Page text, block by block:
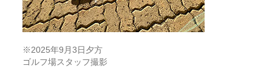
※2025年9月3日夕方
ゴルフ場スタッフ撮影